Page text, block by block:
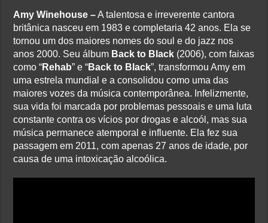
Amy Winehouse –A talentosa e irreverente cantora
britânica nasceu em 1983 e completaria 42 anos. Ela se
tornou um dos maiores nomes do soul e do jazz nos
anos 2000. Seu álbum Back to Black (2006), com faixas
como “Rehab” e “Back to Black”, transformou Amy em
uma estrela mundial e a consolidou como uma das
maiores vozes da música contemporânea. Infelizmente,
sua vida foi marcada por problemas pessoais e uma luta
constante contra os vícios por drogas e alcoól, mas sua
música permanece atemporal e influente. Ela fez sua
passagem em 2011, com apenas 27 anos de idade, por
causa de uma intoxicação alcoólica.